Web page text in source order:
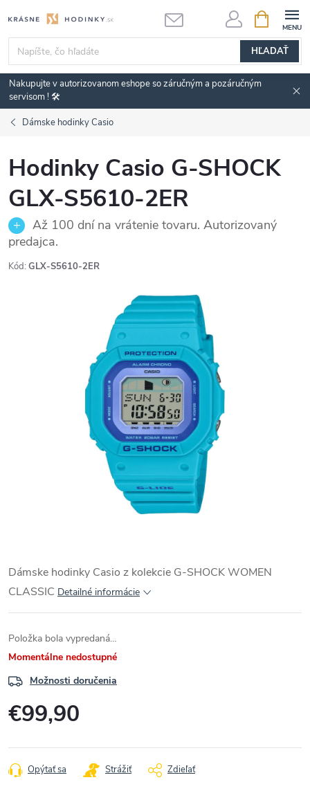
na
obsah
HĽADAŤ
KOŠÍK
Nakupujte v autorizovanom eshope so záručným a pozáručným
servisom ! 🛠️
Dámske hodinky Casio
Hodinky Casio G-SHOCK
GLX-S5610-2ER
Až 100 dní na vrátenie tovaru. Autorizovaný
predajca.
Kód: GLX-S5610-2ER
Dámske hodinky Casio z kolekcie G-SHOCK WOMEN
CLASSIC Detailné informácie
Položka bola vypredaná…
Momentálne nedostupné
Možnosti doručenia
€99,90
cena:
Opýtať sa Strážiť Zdieľať